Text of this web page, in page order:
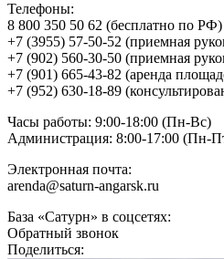
Телефоны:
8 800 350 50 62 (бесплатно по РФ)
+7 (3955) 57-50-52 (приемная
+7 (902) 560-30-50 (приемная
+7 (901) 665-43-82 (аренда
+7 (952) 630-18-89
Часы работы: 9:00-18:00 (Пн-Вс)
Администрация: 8:00-17:00 (Пн-
Электронная почта:
arenda@saturn-angarsk.ru
База «Сатурн» в соцсетях:
Обратный звонок
Поделиться: